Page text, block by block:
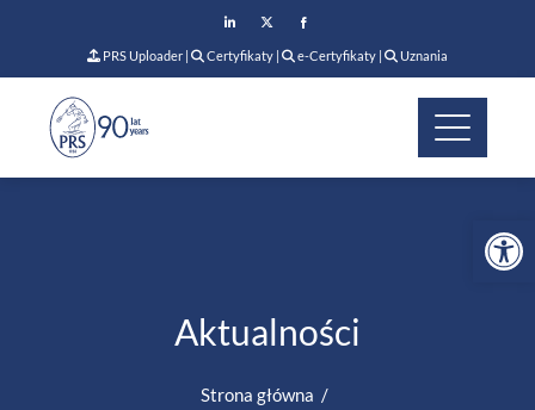
PRS Uploader | Certyfikaty | e-Certyfikaty | Uznania
Aktualności
Strona główna